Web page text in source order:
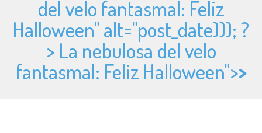
del velo fantasmal: Feliz
Halloween" alt="post_date))); ?
> La nebulosa del velo
fantasmal: Feliz Halloween">>